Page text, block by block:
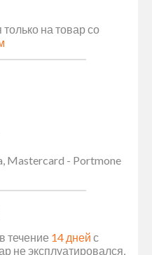
на товар со
Mastercard - Portmone
течение 14 дней с
не эксплуатировался,